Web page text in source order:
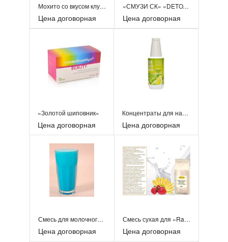
Мохито со вкусом клубники
Цена договорная
«СМУЗИ СК» «DETOX» | кедровый
Цена договорная
«Золотой шиповник»
Цена договорная
Концентраты для напитков
Цена договорная
Смесь для молочного коктейля «Айсберг»
Цена договорная
Смесь сухая для «Rapf-coffe» «Клубника/банан 1к
Цена договорная